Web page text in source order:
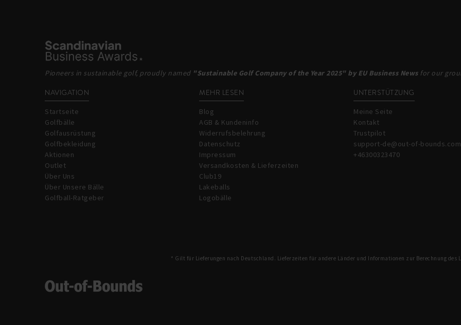
Pioneers in sustainable golf, proudly named "Sustainable Golf Company of the Year 2025" by EU Business Newsfor our
NAVIGATION
Startseite
Golfbälle
Golfausrüstung
Golfbekleidung
Aktionen
Outlet
Über Uns
Über Unsere Bälle
Golfball-Ratgeber
MEHR LESEN
Blog
AGB & Kundeninfo
Widerrufsbelehrung
Datenschutz
Impressum
Versandkosten & Lieferzeiten
Club19
Lakeballs
Logobälle
UNTERSTÜTZUNG
Meine Seite
Kontakt
Trustpilot
support-de@out-of-bounds.com
+46300323470
* Gilt für Lieferungen nach Deutschland. Lieferzeiten für andere Länder und Informationen zur Berechnung des